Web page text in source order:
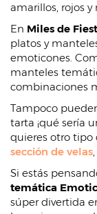
amarillos, rojos
En Miles de
platos y
emoticones.
manteles
combinaciones
Tampoco
tarta ¡qué sería
quieres otro tipo
sección de velas
Si estás
temática
súper divertida